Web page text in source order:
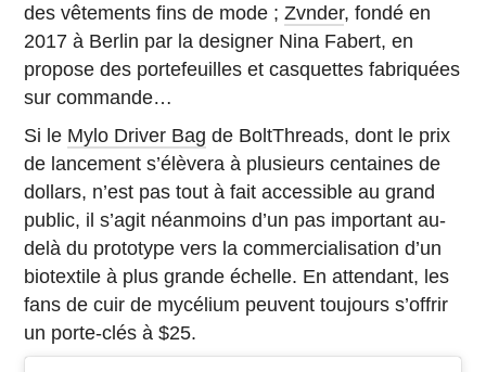
des vêtements fins de mode ;Zvnder, fondé en
2017 à Berlin par la designer Nina Fabert, en
propose des portefeuilles et casquettes fabriquées
sur commande…
Si le Mylo Driver Bag de BoltThreads, dont le prix
de lancement s’élèvera à plusieurs centaines de
dollars, n’est pas tout à fait accessible au grand
public, il s’agit néanmoins d’un pas important au-
delà du prototype vers la commercialisation d’un
biotextile à plus grande échelle. En attendant, les
fans de cuir de mycélium peuvent toujours s’offrir
un porte-clés à $25.